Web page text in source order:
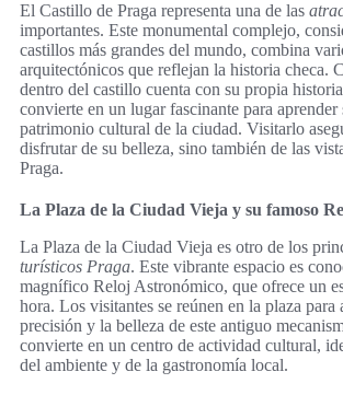
El Castillo de Praga representa una de las
importantes. Este monumental complejo,
castillos más grandes del mundo, combina
arquitectónicos que reflejan la historia checa.
dentro del castillo cuenta con su propia
convierte en un lugar fascinante para aprender
patrimonio cultural de la ciudad. Visitarlo
disfrutar de su belleza, sino también de las
Praga.
La Plaza de la Ciudad Vieja y su famoso
La Plaza de la Ciudad Vieja es otro de los
turísticos Praga. Este vibrante espacio es
magnífico Reloj Astronómico, que ofrece un
hora. Los visitantes se reúnen en la plaza para
precisión y la belleza de este antiguo
convierte en un centro de actividad cultural,
del ambiente y de la gastronomía local.